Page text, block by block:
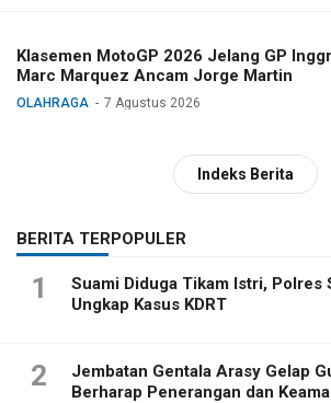
Klasemen MotoGP 2026 Jelang GP
Marc Marquez Ancam Jorge Martin
OLAHRAGA 7 Agustus 2026
Indeks Berita
BERITA TERPOPULER
1
Suami Diduga Tikam Istri, Polres
Ungkap Kasus KDRT
2
Jembatan Gentala Arasy Gelap
Berharap Penerangan dan